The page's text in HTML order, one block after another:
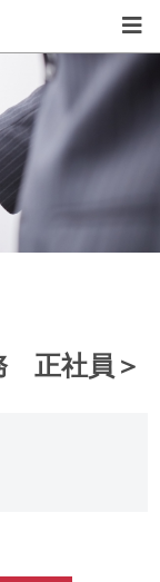
正社員＞